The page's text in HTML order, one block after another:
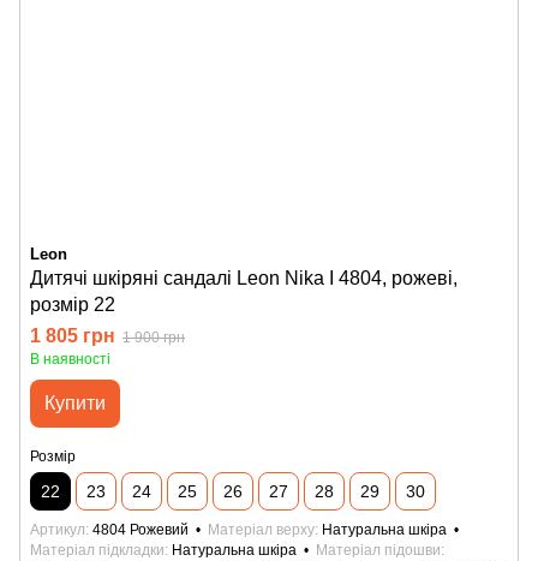
Leon
Дитячі шкіряні сандалі Leon Nika I 4804, рожеві,
розмір 22
1 805 грн 1 900 грн
В наявності
Купити
Розмір
22 23 24 25 26 27 28 29 30
Артикул 4804 Рожевий Матеріал верху Натуральна шкіра
Матеріал підкладки
Натуральна шкіра
Матеріал підошви